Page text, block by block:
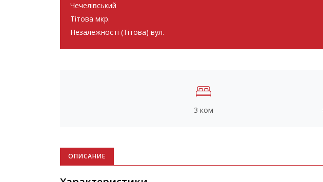
Чечелівський
Тітова мкр.
Незалежності (Тітова) вул.
3 ком
ОПИСАНИЕ